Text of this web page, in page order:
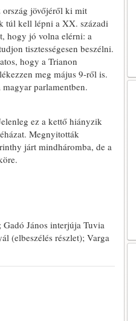
jövőjéről ki mit
túl kell lépni a XX. századi
hogy jó volna elérni: a
tisztességesen beszélni.
hogy a Trianon
meg május 9-ről is.
parlamentben.
ez a kettő hiányzik
Megnyitották
járt mindháromba, de a
János interjúja Tuvia
(elbeszélés részlet); Varga